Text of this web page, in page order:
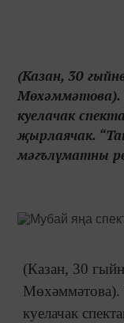
(Казан, 30
Мөхәммәтова).
куелачак
җырлаячак.
мәгълүматны
(Казан, 30
Мөхәммәтова).
куелачак